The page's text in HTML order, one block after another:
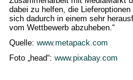
dabei zu helfen, die Lieferoptionen
sich dadurch in einem sehr
vom Wettbewerb abzuheben.“
Quelle: www.metapack.com
Foto „head“: www.pixabay.com